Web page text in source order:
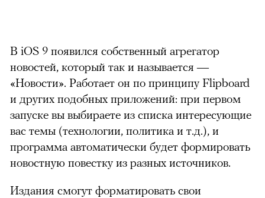
В iOS 9 появился собственный агрегатор
новостей, который так и называется —
«Новости». Работает он по принципу Flipboard
и других подобных приложений: при первом
запуске вы выбираете из списка интересующие
вас темы (технологии, политика и т.д.), и
программа автоматически будет формировать
новостную повестку из разных источников.
Издания смогут форматировать свои